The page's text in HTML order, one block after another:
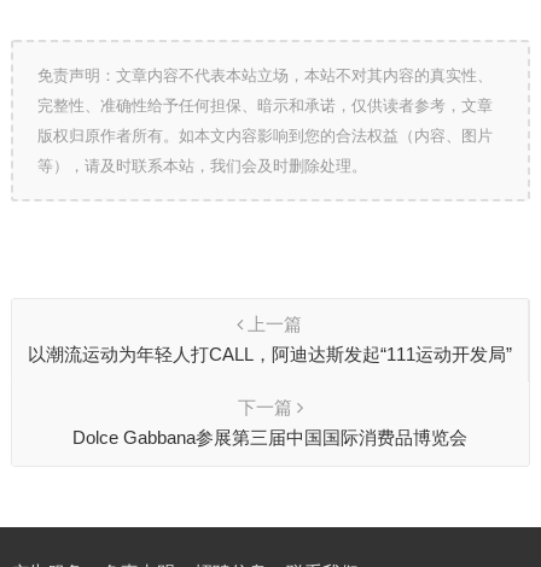
免责声明：文章内容不代表本站立场，本站不对其内容的真实性、
完整性、准确性给予任何担保、暗示和承诺，仅供读者参考，文章
版权归原作者所有。如本文内容影响到您的合法权益（内容、图片
等），请及时联系本站，我们会及时删除处理。
上一篇
以潮流运动为年轻人打CALL，阿迪达斯发起“111运动开发局”
下一篇
Dolce Gabbana参展第三届中国国际消费品博览会